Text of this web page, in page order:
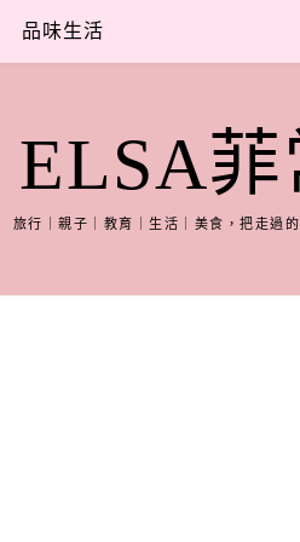
品味生活
ELSA
旅行｜親子｜教育｜生活｜美食，把走過